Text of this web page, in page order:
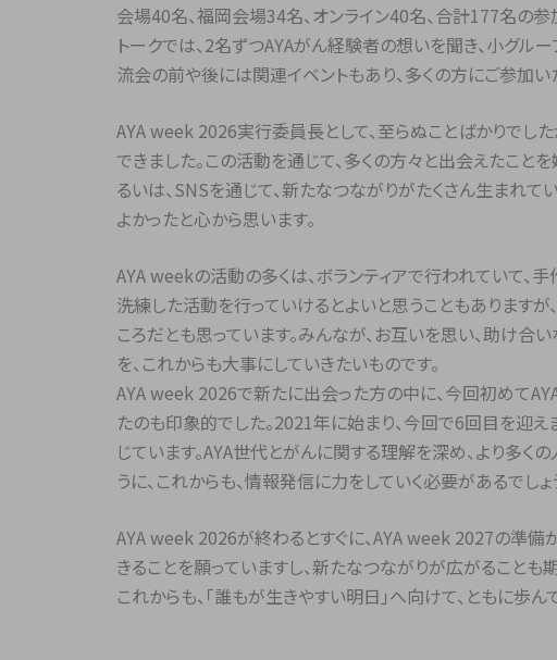
会場40名、福岡会場34名、オンライン40名、合計177名の
トークでは、2名ずつAYAがん経験者の想いを聞き、小グル
流会の前や後には関連イベントもあり、多くの方にご参加い
AYA week 2026実行委員長として、至らぬことばかりでし
できました。この活動を通じて、多くの方々と出会えたこと
るいは、SNSを通じて、新たなつながりがたくさん生まれて
よかったと心から思います。
AYA weekの活動の多くは、ボランティアで行われていて、
洗練した活動を行っていけるとよいと思うこともあります
ころだとも思っています。みんなが、お互いを思い、助け合
を、これからも大事にしていきたいものです。
AYA week 2026で新たに出会った方の中に、今回初めて
たのも印象的でした。2021年に始まり、今回で6回目を迎
じています。AYA世代とがんに関する理解を深め、より多く
うに、これからも、情報発信に力をしていく必要があるでしょ
AYA week 2026が終わるとすぐに、AYA week 2027の準備
きることを願っていますし、新たなつながりが広がることも
これからも、「誰もが生きやすい明日」へ向けて、ともに歩ん